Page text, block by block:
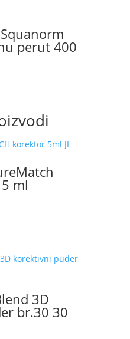
perut 400
ml
3D
br.30 30